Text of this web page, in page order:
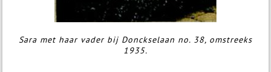
Sara met haar vader bij Donckselaan no. 38, omstreeks
1935.